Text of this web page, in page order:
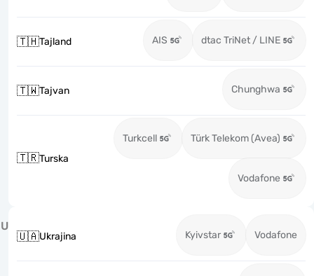
🇹🇭Tajland AIS dtac TriNet / LINE
🇹🇼Tajvan Chunghwa
🇹🇷Turska
Turkcell Türk Telekom (Avea)
Vodafone
U
🇺🇦Ukrajina Kyivstar Vodafone